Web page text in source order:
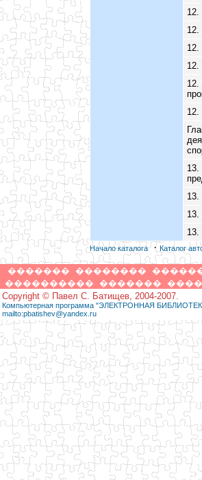
12.
12.
12.
12.
12.
12.
13.
13.
13.
13.
Начало каталога· Каталог
������� ��������
���������� �������
Copyright © Павел С. Батищев, 2004-2007.
Компьютерная программа "ЭЛЕКТРОННАЯ
mailto:pbatishev@yandex.ru